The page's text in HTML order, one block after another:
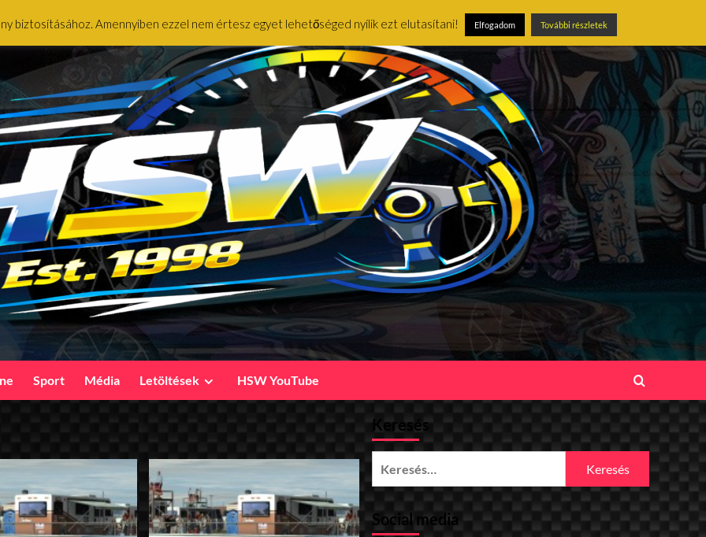
Sport Média Letöltések HSW YouTube
Keresés
Social media
biztosításához. Amennyiben ezzel nem értesz egyet lehetőséged nyílik ezt elutasítani! Elfogadom További részletek